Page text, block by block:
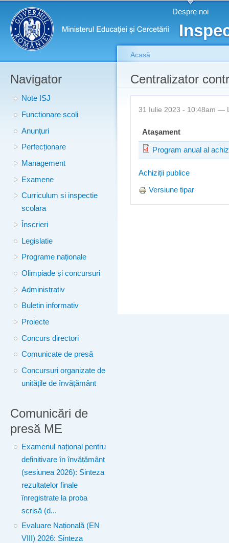
Meniu principal Despre noi
Navigator
Note ISJ
Functionare scoli
Anunțuri
Perfecționare
Management
Examene
Curriculum si inspectie
scolara
Înscrieri
Legislatie
Programe naționale
Olimpiade și concursuri
Administrativ
Buletin informativ
Proiecte
Concurs directori
Comunicate de presă
Concursuri organizate de
unitățile de învățământ
Comunicări de
presă ME
Examenul național pentru
definitivare în învățământ
(sesiunea 2026): Sinteza
rezultatelor finale
înregistrate la proba
scrisă (d...
Evaluare Națională (EN
VIII) 2026: Sinteza
Eşti aici
Acasă
Centralizator
31 Iulie 2023 - 10:48am —
Ataşament
Program anual al
Achiziții publice
Versiune tipar